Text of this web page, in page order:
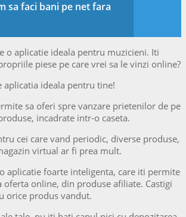
sa faci bani pe net fara
o aplicatie ideala pentru muzicieni. Iti
piese pe care vrei sa le vinzi online?
aplicatia ideala pentru tine!
sa oferi spre vanzare prietenilor de pe
incadrate intr-o caseta.
cei care vand periodic, diverse produse,
virtual ar fi prea mult.
aplicatie foarte inteligenta, care iti permite
oferta online, din produse afiliate. Castigi
orice produs vandut.